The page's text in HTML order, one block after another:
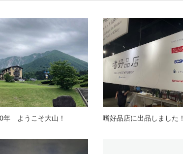
年 ようこそ大山！ 嗜好品店に出品しました！